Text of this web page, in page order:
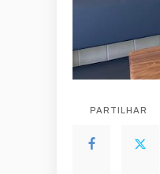
PARTILHAR